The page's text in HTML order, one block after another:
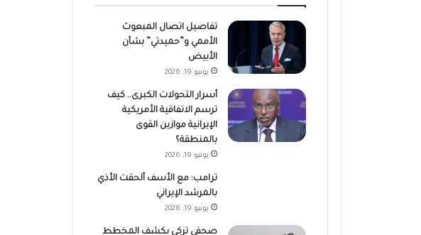
تفاصيل اتصال المبعوث
الأممي و”حميدتي” بشأن
الأبيض
يونيو 19, 2026
أسرار التحولات الكبرى.. كيف
ترسم الاتفاقية الأمريكية
الإيرانية موازين القوى
بالمنطقة؟
يونيو 19, 2026
ترامب: مع الأسف ألحقت الأذي
بالمرشد الإيراني
يونيو 19, 2026
صحفي تركي يكشف المخطط